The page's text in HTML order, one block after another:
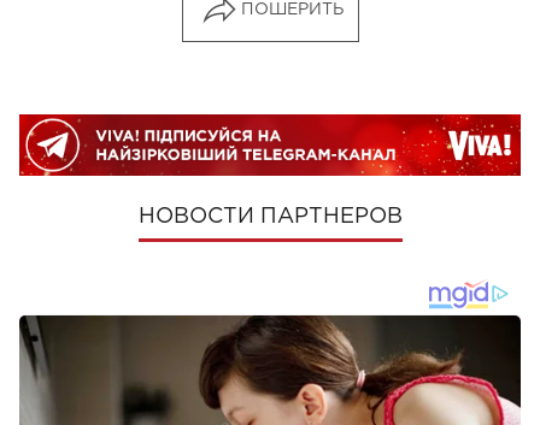
ПОШЕРИТЬ
НОВОСТИ ПАРТНЕРОВ